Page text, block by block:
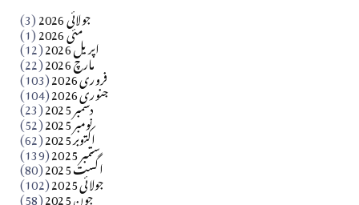
جولائی 2026 (3) مئی 2026 (1) اپریل 2026 (12) مارچ 2026 (22) فروری 2026 (103) جنوری 2026 (104) دسمبر 2025 (23) نومبر 2025 (52) اکتوبر 2025 (62) ستمبر 2025 (139) اگست 2025 (80) جولائی 2025 (102) جون 2025 (58)